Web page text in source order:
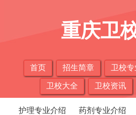
重庆卫
首页 招生简章 卫校专
卫校大全 卫校资讯
护理专业介绍 药剂专业介绍